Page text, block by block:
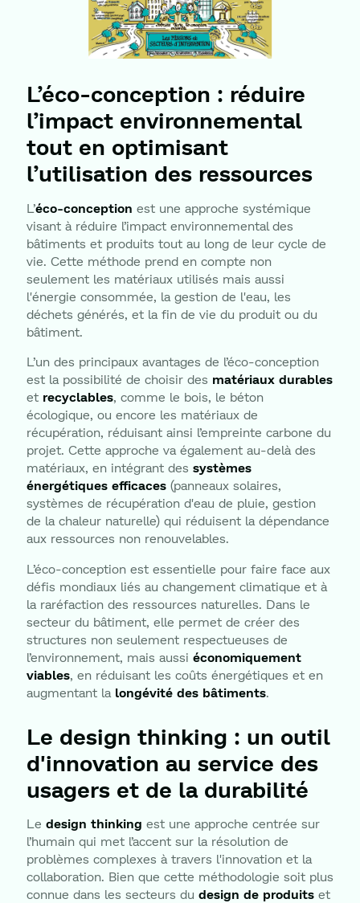
L’éco-conception : réduire
l’impact environnemental
tout en optimisant
l’utilisation des ressources
L’éco-conception est une approche systémique
visant à réduire l’impact environnemental des
bâtiments et produits tout au long de leur cycle de
vie. Cette méthode prend en compte non
seulement les matériaux utilisés mais aussi
l'énergie consommée, la gestion de l'eau, les
déchets générés, et la fin de vie du produit ou du
bâtiment.
L’un des principaux avantages de l’éco-conception
est la possibilité de choisir des matériaux durables
et recyclables, comme le bois, le béton
écologique, ou encore les matériaux de
récupération, réduisant ainsi l’empreinte carbone du
projet. Cette approche va également au-delà des
matériaux, en intégrant des systèmes
énergétiques efficaces(panneaux solaires,
systèmes de récupération d'eau de pluie, gestion
de la chaleur naturelle) qui réduisent la dépendance
aux ressources non renouvelables.
L’éco-conception est essentielle pour faire face aux
défis mondiaux liés au changement climatique et à
la raréfaction des ressources naturelles. Dans le
secteur du bâtiment, elle permet de créer des
structures non seulement respectueuses de
l’environnement, mais aussi économiquement
viables, en réduisant les coûts énergétiques et en
augmentant la longévité des bâtiments.
Le design thinking : un outil
d'innovation au service des
usagers et de la durabilité
Le design thinking est une approche centrée sur
l’humain qui met l’accent sur la résolution de
problèmes complexes à travers l'innovation et la
collaboration. Bien que cette méthodologie soit plus
connue dans les secteurs du design de produitset